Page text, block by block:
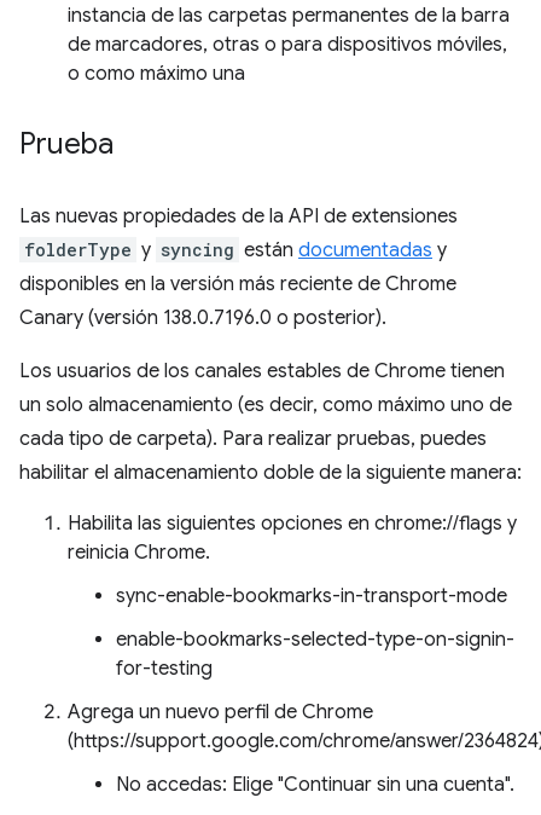
instancia de las carpetas permanentes de la barra
de marcadores, otras o para dispositivos móviles,
o como máximo una
Prueba
Las nuevas propiedades de la API de extensiones
folderType y syncing están documentadas y
disponibles en la versión más reciente de Chrome
Canary (versión 138.0.7196.0 o posterior).
Los usuarios de los canales estables de Chrome tienen
un solo almacenamiento (es decir, como máximo uno de
cada tipo de carpeta). Para realizar pruebas, puedes
habilitar el almacenamiento doble de la siguiente manera:
Habilita las siguientes opciones en chrome://flags y
reinicia Chrome.
sync-enable-bookmarks-in-transport-mode
enable-bookmarks-selected-type-on-signin-
for-testing
Agrega un nuevo perfil de Chrome
(https://support.google.com/chrome/answer/
No accedas: Elige "Continuar sin una cuenta".